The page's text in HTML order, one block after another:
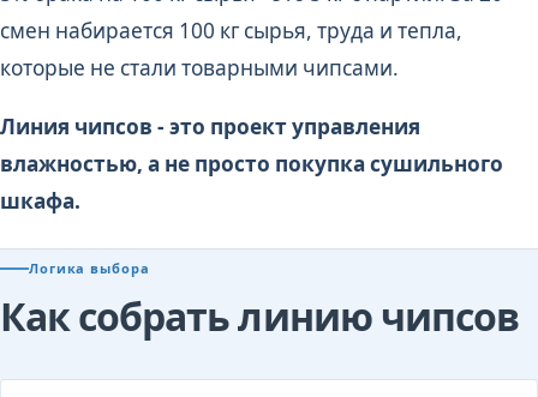
смен набирается 100 кг сырья, труда и тепла,
которые не стали товарными чипсами.
Линия чипсов - это проект управления
влажностью, а не просто покупка сушильного
шкафа.
Логика выбора
Как собрать линию чипсов